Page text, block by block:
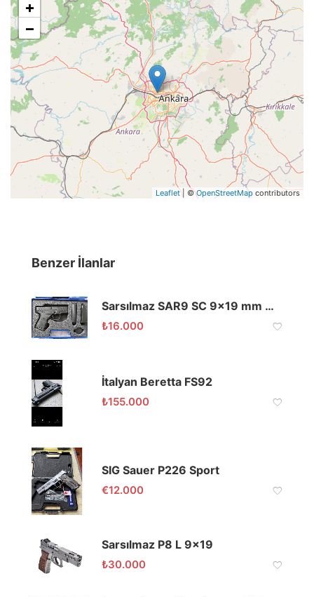
+
−
Leaflet| ©OpenStreetMap contributors
Benzer İlanlar
Sarsılmaz SAR9 SC 9×19 mm Gizli Taşımaya Uygun
₺16.000
İtalyan Beretta FS92
₺155.000
SIG Sauer P226 Sport
€12.000
Sarsılmaz P8 L 9×19
₺30.000